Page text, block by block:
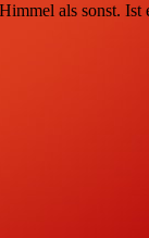
als sonst. Ist